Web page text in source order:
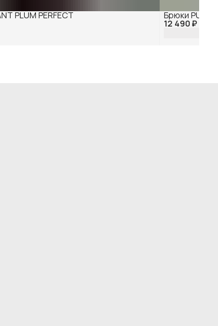
PLUM PERFECT
12 490 ₽
Брюки PUNTO